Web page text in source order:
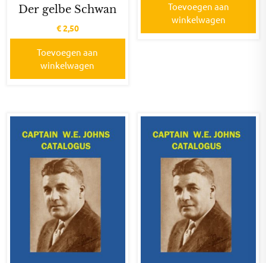
Der gelbe Schwan
€2,50
Toevoegen aan
winkelwagen
Toevoegen aan
winkelwagen